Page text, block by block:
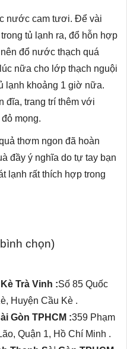
nước cam tươi. Để vài
tủ lạnh ra, đổ hỗn hợp
đổ nước thạch quá
nữa cho lớp thạch nguội
lạnh khoảng 1 giờ nữa.
đĩa, trang trí thêm với
mọng.
thơm ngon đã hoàn
đầy ý nghĩa do tự tay bạn
lạnh rất thích hợp trong
chọn)
Trà Vinh :Số 85 Quốc
Huyện Cầu Kè .
Gòn TPHCM :359 Phạm
Quận 1, Hồ Chí Minh .